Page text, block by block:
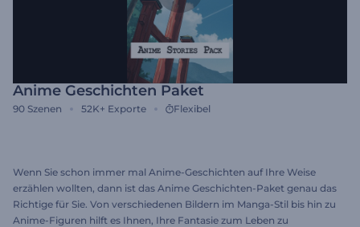
Anime Geschichten Paket
90 Szenen 52K+ Exporte Flexibel
Wenn Sie schon immer mal Anime-Geschichten auf Ihre Weise
erzählen wollten, dann ist das Anime Geschichten-Paket genau das
Richtige für Sie. Von verschiedenen Bildern im Manga-Stil bis hin zu
Anime-Figuren hilft es Ihnen, Ihre Fantasie zum Leben zu